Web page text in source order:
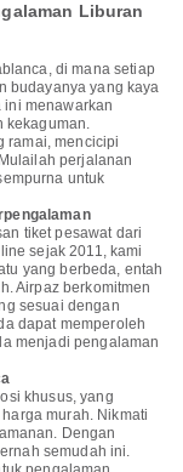
Liburan
di mana setiap
budayanya yang kaya
ini menawarkan
kekaguman.
ramai, mencicipi
perjalanan
untuk
tiket pesawat dari
sejak 2011, kami
yang berbeda, entah
Airpaz berkomitmen
sesuai dengan
dapat memperoleh
menjadi pengalaman
khusus, yang
murah. Nikmati
Dengan
semudah ini.